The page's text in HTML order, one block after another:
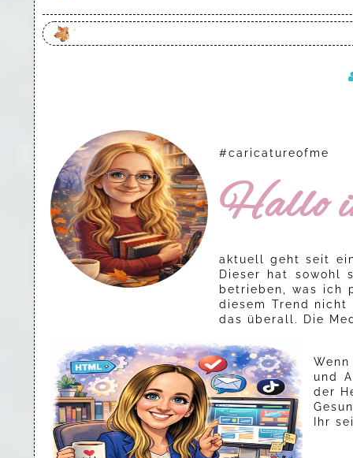
#caricatureofme
Hallo
aktuell geht seit
Dieser hat sowohl
betrieben, was ich
diesem Trend
das überall. Die
und
der
Ihr